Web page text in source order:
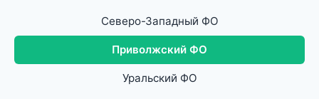
Северо-Западный ФО
Приволжский ФО
Уральский ФО